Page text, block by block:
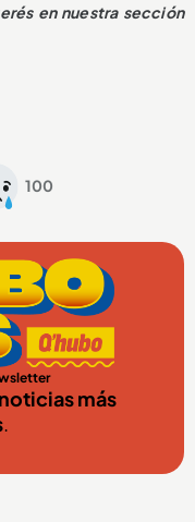
en nuestra sección
100
noticias más
.